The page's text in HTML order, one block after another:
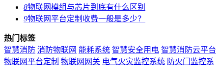
8物联网模组与芯片到底有什么区别
9物联网平台定制收费一般是多少？
热门标签
智慧消防 消防物联网 能耗系统 智慧安全用电 智慧消防云平台
物联网平台定制 物联网网关 电气火灾监控系统 防火门监控系